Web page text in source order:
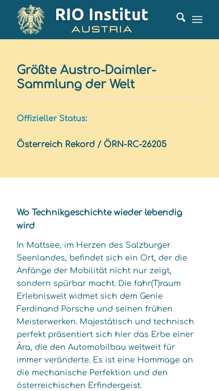
Größte Austro-Daimler-
Sammlung der Welt
Offizieller Status:
Österreich Rekord / ÖRN-RC-26205
Wo Technikgeschichte wieder lebendig
wird
In Mattsee, im Herzen des Salzburger
Seenlandes, befindet sich ein Ort, der die
Anfänge der Mobilität nicht nur zeigt,
sondern spürbar macht. Die fahr(T)raum
Erlebniswelt widmet sich dem Genie
Ferdinand Porsche und seinen frühen
Meisterwerken. Majestätisch und technisch
perfekt präsentiert sich hier das Erbe einer
Ära, die den Automobilbau weltweit für
immer veränderte. Es ist eine Hommage an
die mechanische Perfektion und den
österreichischen Erfindergeist.